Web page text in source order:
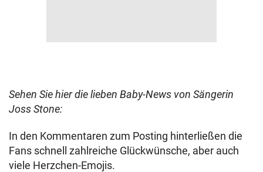
Sehen Sie hier die lieben Baby-News von Sängerin
Joss Stone:
In den Kommentaren zum Posting hinterließen die
Fans schnell zahlreiche Glückwünsche, aber auch
viele Herzchen-Emojis.